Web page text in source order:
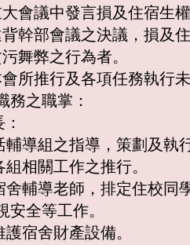
會議中發言損及住宿生
幹部會議之決議，損及
舞弊之行為者。
所推行及各項任務執行
務之職掌：
輔導組之指導，策劃及執
組相關工作之推行。
舍輔導老師，排定住校同
安全等工作。
護宿舍財產設備。